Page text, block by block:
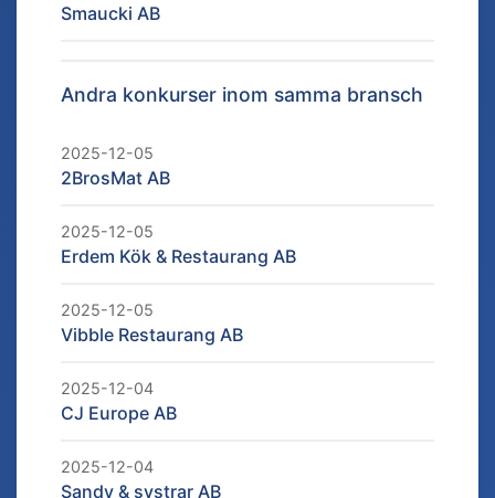
Smaucki AB
Andra konkurser inom samma bransch
2025-12-05
2BrosMat AB
2025-12-05
Erdem Kök & Restaurang AB
2025-12-05
Vibble Restaurang AB
2025-12-04
CJ Europe AB
2025-12-04
Sandy & systrar AB